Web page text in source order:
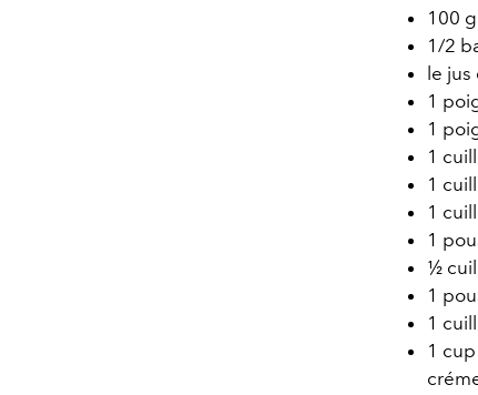
100
1/2
le
1
1
1
1
1
1
½
1
1
1